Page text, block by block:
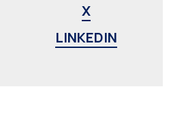
X
LINKEDIN